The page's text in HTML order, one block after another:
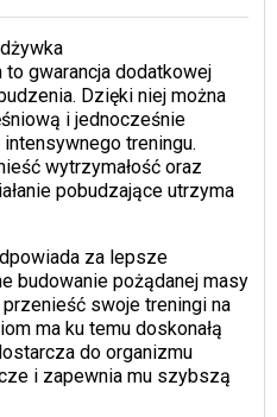
dżywka
gwarancja dodatkowej
Dzięki niej można
i jednocześnie
treningu.
wytrzymałość oraz
pobudzające utrzyma
za lepsze
budowanie pożądanej masy
swoje treningi na
ma ku temu doskonałą
do organizmu
i zapewnia mu szybszą